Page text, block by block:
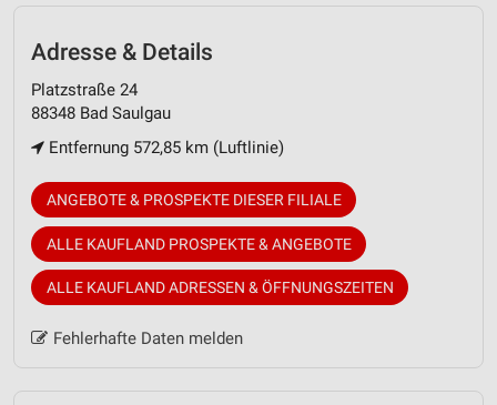
Adresse & Details
Platzstraße 24
88348 Bad Saulgau
Entfernung 572,85 km (Luftlinie)
ANGEBOTE & PROSPEKTE DIESER FILIALE
ALLE KAUFLAND PROSPEKTE & ANGEBOTE
ALLE KAUFLAND ADRESSEN & ÖFFNUNGSZEITEN
Fehlerhafte Daten melden